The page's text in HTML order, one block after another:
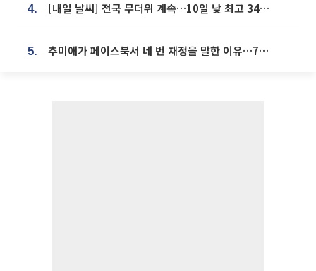
4. [내일 날씨] 전국 무더위 계속…10일 낮 최고 34도 육박
5. 추미애가 페이스북서 네 번 재정을 말한 이유…7700억 추경 열쇠는 도의회에